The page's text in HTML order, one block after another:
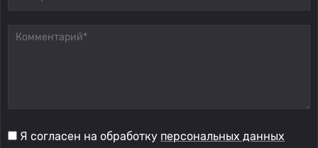
Я согласен на обработку персональных данных